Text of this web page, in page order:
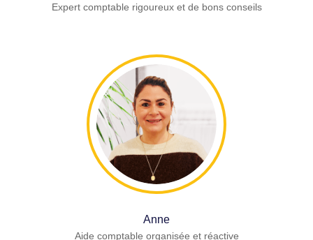
Expert comptable rigoureux et de bons conseils
Anne
Aide comptable organisée et réactive